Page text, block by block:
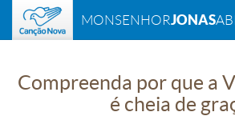
MONSENHORJONAS
Compreenda por que a
é cheia de